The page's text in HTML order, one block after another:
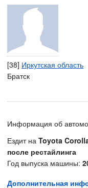
[38] Иркутская область
Братск
Информация об
Ездит на Toyota
после рестайлинга
Год выпуска машины:
Дополнительная